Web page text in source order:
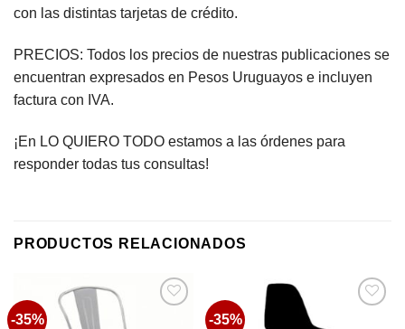
con las distintas tarjetas de crédito.
PRECIOS: Todos los precios de nuestras publicaciones se
encuentran expresados en Pesos Uruguayos e incluyen
factura con IVA.
¡En LO QUIERO TODO estamos a las órdenes para
responder todas tus consultas!
PRODUCTOS RELACIONADOS
-35% -35%